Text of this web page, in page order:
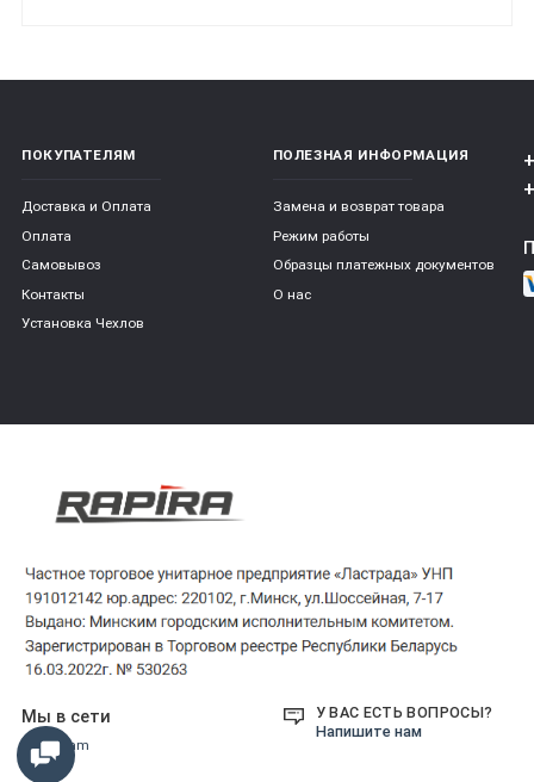
ПОКУПАТЕЛЯМ
Доставка и Оплата
Оплата
Самовывоз
Контакты
Установка Чехлов
ПОЛЕЗНАЯ ИНФОРМАЦИЯ
Замена и возврат товара
Режим работы
Образцы платежных документов
О нас
У ВАС ЕСТЬ ВОПРОСЫ?
Напишите нам
Мы в сети
Instagram